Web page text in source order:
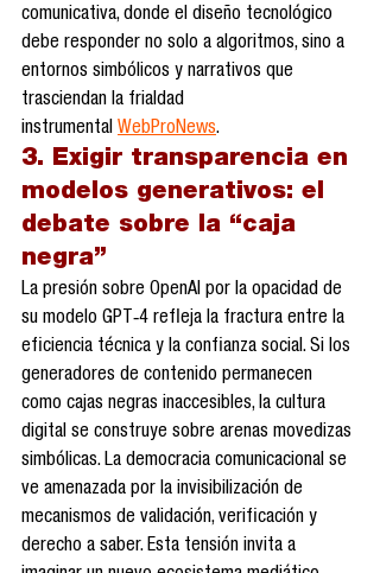
comunicativa, donde el diseño tecnológico
debe responder no solo a algoritmos, sino a
entornos simbólicos y narrativos que
trasciendan la frialdad
instrumental WebProNews.
3. Exigir transparencia en
modelos generativos: el
debate sobre la “caja
negra”
La presión sobre OpenAI por la opacidad de
su modelo GPT‑4 refleja la fractura entre la
eficiencia técnica y la confianza social. Si los
generadores de contenido permanecen
como cajas negras inaccesibles, la cultura
digital se construye sobre arenas movedizas
simbólicas. La democracia comunicacional se
ve amenazada por la invisibilización de
mecanismos de validación, verificación y
derecho a saber. Esta tensión invita a